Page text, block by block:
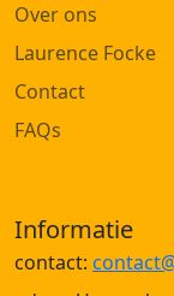
Over ons
Laurence Focke
Contact
FAQs
Informatie
contact: